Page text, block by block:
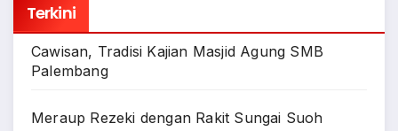
Terkini
Cawisan, Tradisi Kajian Masjid Agung SMB
Palembang
Meraup Rezeki dengan Rakit Sungai Suoh